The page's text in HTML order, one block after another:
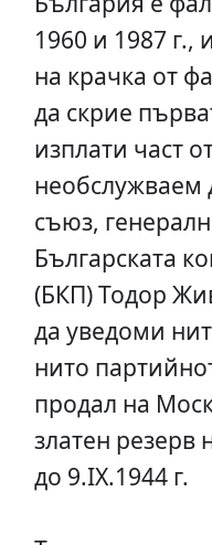
1960 и 1987
на крачка от
да скрие
изплати част
необслужваем
съюз,
Българската
(БКП) Тодор
да уведоми
нито
продал на
златен резерв
до 9.ІХ.1944 г.